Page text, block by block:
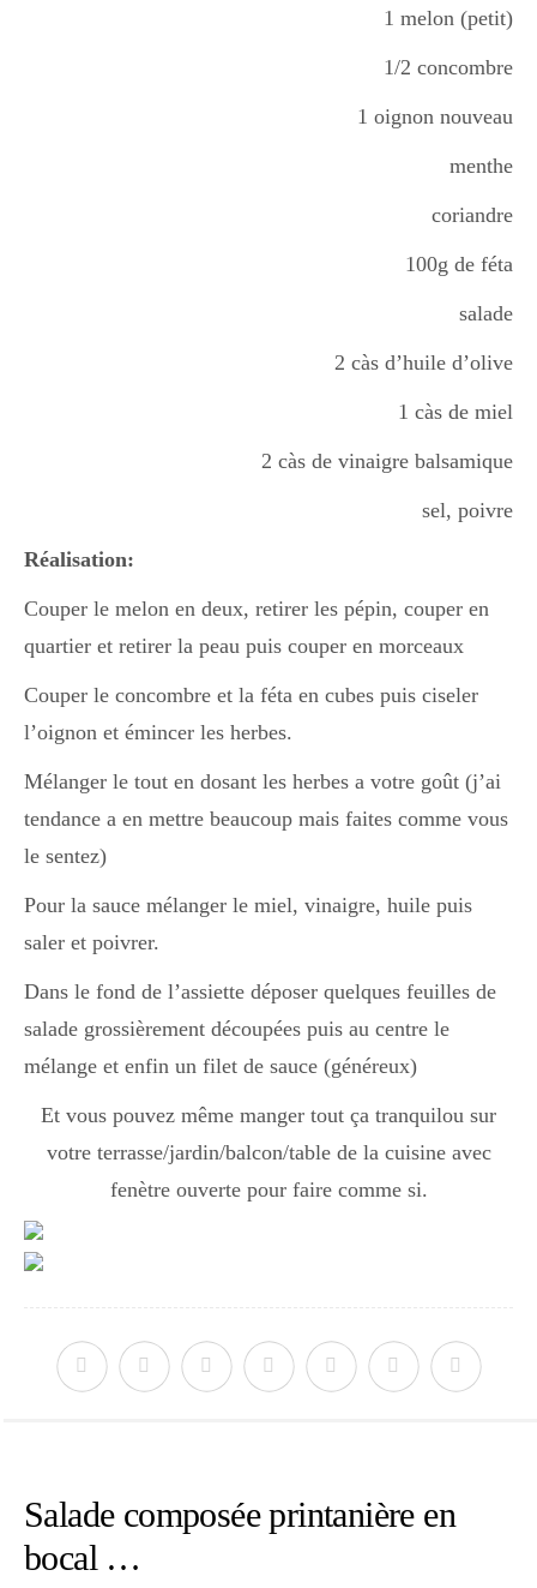
1 melon (petit)
1/2 concombre
1 oignon nouveau
menthe
coriandre
100g de féta
salade
2 càs d’huile d’olive
1 càs de miel
2 càs de vinaigre balsamique
sel, poivre
Réalisation:
Couper le melon en deux, retirer les pépin, couper en
quartier et retirer la peau puis couper en morceaux
Couper le concombre et la féta en cubes puis ciseler
l’oignon et émincer les herbes.
Mélanger le tout en dosant les herbes a votre goût (j’ai
tendance a en mettre beaucoup mais faites comme vous
le sentez)
Pour la sauce mélanger le miel, vinaigre, huile puis
saler et poivrer.
Dans le fond de l’assiette déposer quelques feuilles de
salade grossièrement découpées puis au centre le
mélange et enfin un filet de sauce (généreux)
Et vous pouvez même manger tout ça tranquilou sur
votre terrasse/jardin/balcon/table de la cuisine avec
fenètre ouverte pour faire comme si.
Salade composée printanière en
bocal …